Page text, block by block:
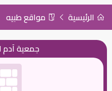
الرئيسية مواقع طبيه
جمعية آدم